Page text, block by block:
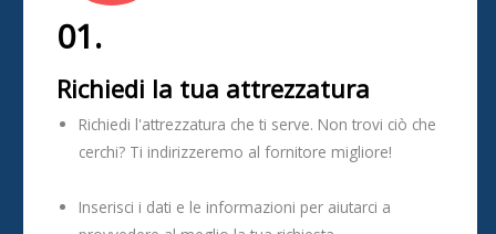
01.
Richiedi la tua attrezzatura
Richiedi l'attrezzatura che ti serve. Non trovi ciò che
cerchi? Ti indirizzeremo al fornitore migliore!
Inserisci i dati e le informazioni per aiutarci a